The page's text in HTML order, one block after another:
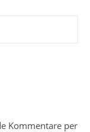
Kommentare per